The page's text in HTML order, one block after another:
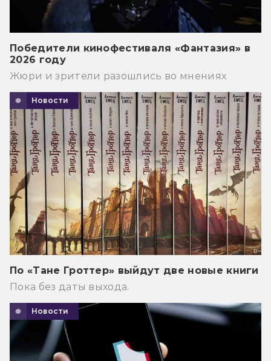
Победители кинофестиваля «Фантазия» в
2026 году
Жюри и зрители разошлись во мнениях
Новости
По «Тане Гроттер» выйдут две новые книги
Пока без даты выхода.
Новости